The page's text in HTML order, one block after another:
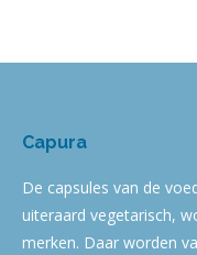
Capura
De capsules van de
uiteraard vegetarisch,
merken. Daar worden